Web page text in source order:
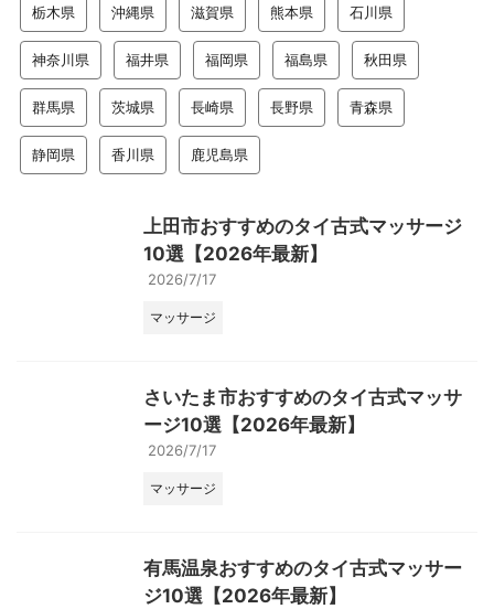
栃木県 沖縄県 滋賀県 熊本県 石川県
神奈川県 福井県 福岡県 福島県 秋田県
群馬県 茨城県 長崎県 長野県 青森県
静岡県 香川県 鹿児島県
上田市おすすめのタイ古式マッサージ
10選【2026年最新】
2026/7/17
マッサージ
さいたま市おすすめのタイ古式マッサ
ージ10選【2026年最新】
2026/7/17
マッサージ
有馬温泉おすすめのタイ古式マッサー
ジ10選【2026年最新】